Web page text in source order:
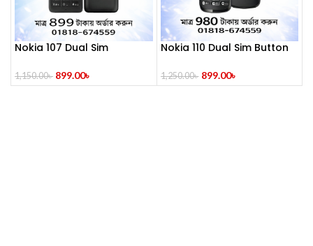
Nokia 107 Dual Sim
1,150.00৳ 899.00৳
Nokia 110 Dual Sim Button
1,250.00৳ 899.00৳